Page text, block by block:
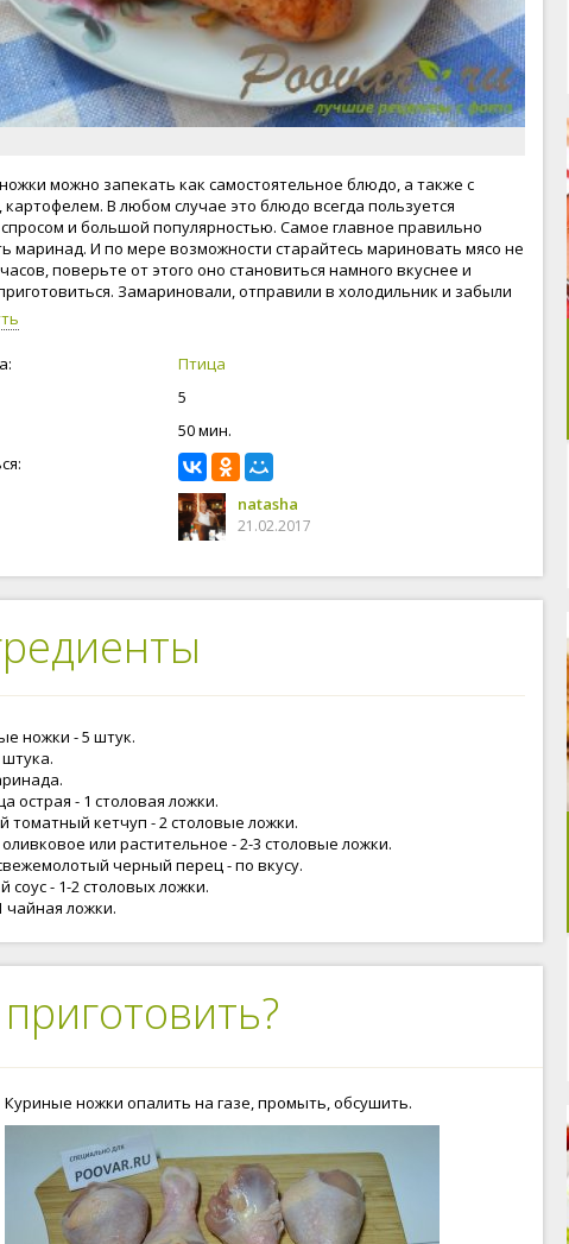
можно запекать как самостоятельное блюдо, а также с
В любом случае это блюдо всегда пользуется
и большой популярностью. Самое главное правильно
маринад. И по мере возможности старайтесь мариновать мясо не
поверьте от этого оно становиться намного вкуснее и
Замариновали, отправили в холодильник и забыли
12 часов, можно и на сутки. Готовьте с любовью и не бойтесь
на кухни.
Птица
5
50 мин.
natasha
21.02.2017
ножки - 5 штук.
штука.
острая - 1 столовая ложки.
томатный кетчуп - 2 столовые ложки.
или растительное - 2-3 столовые ложки.
черный перец - по вкусу.
соус - 1-2 столовых ложки.
чайная ложки.
Куриные ножки опалить на газе, промыть, обсушить.